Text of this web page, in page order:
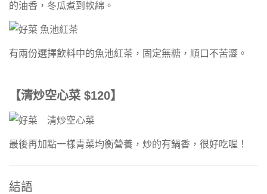
的油香，冬瓜煮到軟綿。
有兩份選擇飲料中的魚池紅茶，固定無糖，順口不苦澀。
【清炒空心菜 $120】
最後再加點一樣青菜均衡營養，炒的有鍋香，很好吃喔！
結語